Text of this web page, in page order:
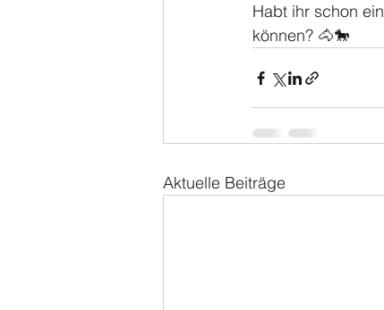
Habt ihr schon
können? 🐴🐎
Aktuelle Beiträge